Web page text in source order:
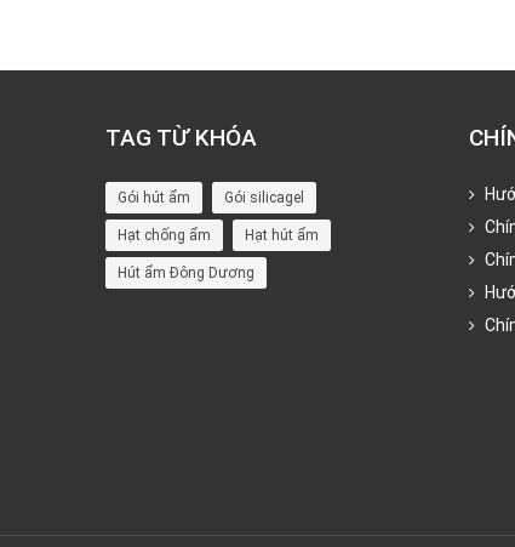
TAG TỪ KHÓA
Gói hút ẩm Gói silicagel
Hạt chống ẩm Hạt hút ẩm
Hút ẩm Đông Dương